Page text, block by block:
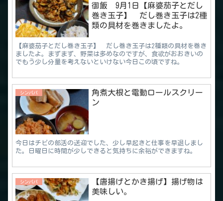
御飯 9月1日【麻婆茄子とだし
巻き玉子】 だし巻き玉子は2種
類の具材を巻きましたよ。
【麻婆茄子とだし巻き玉子】 だし巻き玉子は2種類の具材を巻き
ましたよ。まずまず、野菜は多めなのですが、食欲がおおきいの
でもう少し分量を考えないといけない今日この頃ですね。
シンパパ
角煮大根と電動ロールスクリー
ン
今日はチビの部活の送迎でした、少し早起きと仕事を早退しまし
た。日曜日に時間が少しできると気持ちに余裕ができますね。
シンパパ
【唐揚げとかき揚げ】揚げ物は
美味しい。